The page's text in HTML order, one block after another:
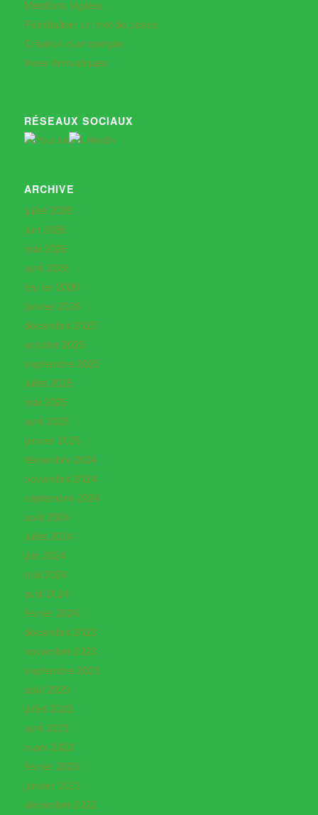
Mentions légales
Réinitialiser un mot de passe
Création d’un compte
Axes thématiques
RÉSEAUX SOCIAUX
ARCHIVE
juillet 2026
juin 2026
mai 2026
avril 2026
février 2026
janvier 2026
décembre 2025
octobre 2025
septembre 2025
juillet 2025
mai 2025
avril 2025
janvier 2025
décembre 2024
novembre 2024
septembre 2024
août 2024
juillet 2024
juin 2024
mai 2024
avril 2024
février 2024
décembre 2023
novembre 2023
septembre 2023
août 2023
juillet 2023
avril 2023
mars 2023
février 2023
janvier 2023
décembre 2022